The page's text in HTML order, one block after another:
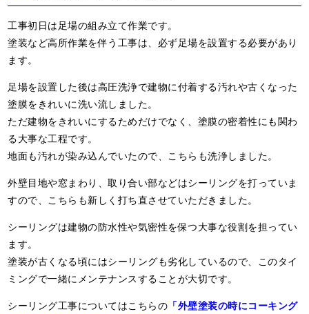
工事初日は足場の組み立て作業です。
塗装など高所作業を伴う工事は、必ず足場を設置する必要があり
ます。
足場を設置した後は高圧洗浄で建物に付着する汚れや古くなった
塗膜をきれいに洗い流しました。
ただ建物をきれいにするためだけでなく、塗膜の密着性にも関わ
る大事な工程です。
地面も汚れが染み込んでいたので、こちらも洗浄しました。
外壁目地や窓まわり、取り合い部などはシーリングを打っていま
すので、こちらも新しく打ち直させていただきました。
シーリングは建物の防水性や気密性を保つ大事な役割を担ってい
ます。
塗装が古くなる頃にはシーリングも劣化しているので、このタイ
ミングで一緒にメンテナンスすることが大切です。
シーリング工事についてはこちらの 「外壁塗装の時にコーキング